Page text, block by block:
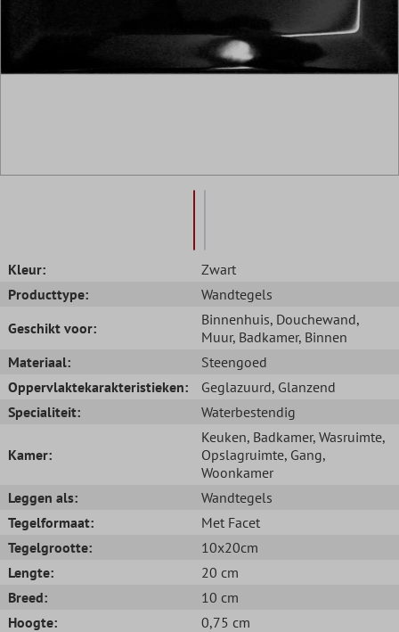
Kleur:
Zwart
Producttype:
Wandtegels
Geschikt voor:
Binnenhuis, Douchewand,
Muur, Badkamer, Binnen
Materiaal:
Steengoed
Oppervlaktekarakteristieken:
Geglazuurd, Glanzend
Specialiteit:
Waterbestendig
Kamer:
Keuken, Badkamer, Wasruimte,
Opslagruimte, Gang,
Woonkamer
Leggen als:
Wandtegels
Tegelformaat:
Met Facet
Tegelgrootte:
10x20cm
Lengte:
20 cm
Breed:
10 cm
Hoogte:
0,75 cm